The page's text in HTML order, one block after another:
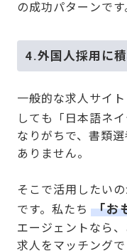
の成功パターンです
4.外国人採用に
一般的な求人サイ
しても「日本語ネ
なりがちで、書類
ありません。
そこで活用したい
です。私たち 「お
エージェントなら
求人をマッチングで